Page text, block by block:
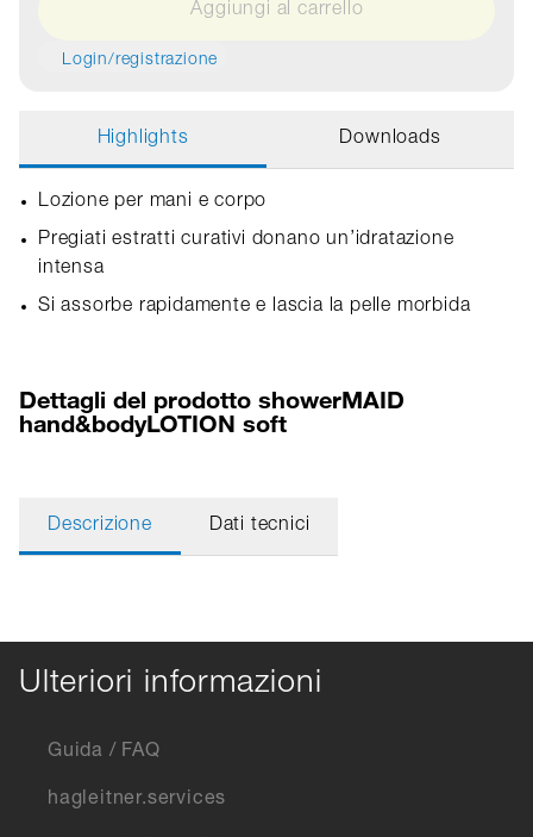
Aggiungi al carrello
Login/registrazione
Highlights Downloads
Lozione per mani e corpo
Pregiati estratti curativi donano un’idratazione
intensa
Si assorbe rapidamente e lascia la pelle morbida
Dettagli del prodotto showerMAID
hand&bodyLOTION soft
Descrizione Dati tecnici
Ulteriori informazioni
Guida / FAQ
hagleitner.services